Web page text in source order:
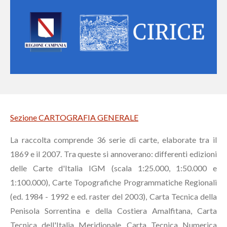
Sezione CARTOGRAFIA GENERALE
La raccolta comprende 36 serie di carte, elaborate tra il
1869 e il 2007. Tra queste si annoverano: differenti edizioni
delle Carte d'Italia IGM (scala 1:25.000, 1:50.000 e
1:100.000), Carte Topografiche Programmatiche Regionali
(ed. 1984 - 1992 e ed. raster del 2003), Carta Tecnica della
Penisola Sorrentina e della Costiera Amalfitana, Carta
Tecnica dell'Italia Meridionale, Carta Tecnica Numerica